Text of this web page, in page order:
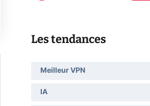
Les tendances
Meilleur VPN
IA